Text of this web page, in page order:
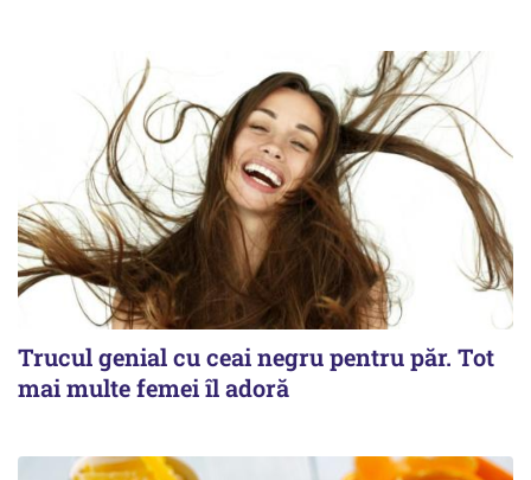
Trucul genial cu ceai negru pentru păr. Tot
mai multe femei îl adoră